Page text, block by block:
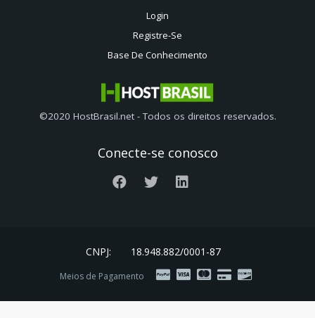
Login
Registre-Se
Base De Conhecimento
©2020 HostBrasil.net - Todos os direitos reservados.
Conecte-se conosco
CNPJ: 18.948.882/0001-87
Meios de Pagamento